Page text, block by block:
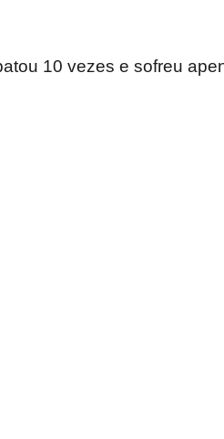
10 vezes e sofreu